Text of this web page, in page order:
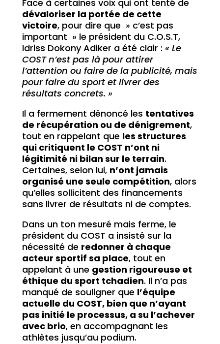
Face à certaines voix qui ont tenté de
dévaloriser la portée de cette
victoire, pour dire que » c’est pas
important » le président du C.O.S.T,
Idriss Dokony Adiker a été clair : « Le
COST n’est pas là pour attirer
l’attention ou faire de la publicité, mais
pour faire du sport et livrer des
résultats concrets. »
Il a fermement dénoncé les tentatives
de récupération ou de dénigrement,
tout en rappelant que les structures
qui critiquent le COST n’ont ni
légitimité ni bilan sur le terrain.
Certaines, selon lui, n’ont jamais
organisé une seule compétition, alors
qu’elles sollicitent des financements
sans livrer de résultats ni de comptes.
Dans un ton mesuré mais ferme, le
président du COST a insisté sur la
nécessité de redonner à chaque
acteur sportif sa place, tout en
appelant à une gestion rigoureuse et
éthique du sport tchadien. Il n’a pas
manqué de souligner que l’équipe
actuelle du COST, bien que n’ayant
pas initié le processus, a su l’achever
avec brio, en accompagnant les
athlètes jusqu’au podium.